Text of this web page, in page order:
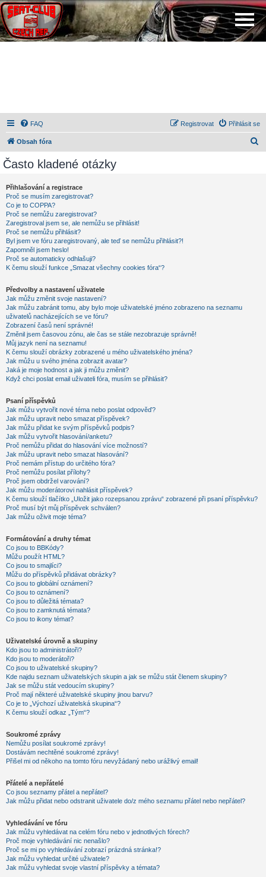
FAQ Přihlásit se
Registrovat
Obsah fóra
Často kladené otázky
Přihlašování a registrace
Proč se musím zaregistrovat?
Co je to COPPA?
Proč se nemůžu zaregistrovat?
Zaregistroval jsem se, ale nemůžu se přihlásit!
Proč se nemůžu přihlásit?
Byl jsem ve fóru zaregistrovaný, ale teď se nemůžu přihlásit?!
Zapomněl jsem heslo!
Proč se automaticky odhlašuji?
K čemu slouží funkce „Smazat všechny cookies fóra“?
Předvolby a nastavení uživatele
Jak můžu změnit svoje nastavení?
Jak můžu zabránit tomu, aby bylo moje uživatelské jméno zobrazeno na seznamu
uživatelů nacházejících se ve fóru?
Zobrazení časů není správné!
Změnil jsem časovou zónu, ale čas se stále nezobrazuje správně!
Můj jazyk není na seznamu!
K čemu slouží obrázky zobrazené u mého uživatelského jména?
Jak můžu u svého jména zobrazit avatar?
Jaká je moje hodnost a jak ji můžu změnit?
Když chci poslat email uživateli fóra, musím se přihlásit?
Psaní příspěvků
Jak můžu vytvořit nové téma nebo poslat odpověď?
Jak můžu upravit nebo smazat příspěvek?
Jak můžu přidat ke svým příspěvků podpis?
Jak můžu vytvořit hlasování/anketu?
Proč nemůžu přidat do hlasování více možností?
Jak můžu upravit nebo smazat hlasování?
Proč nemám přístup do určitého fóra?
Proč nemůžu posílat přílohy?
Proč jsem obdržel varování?
Jak můžu moderátorovi nahlásit příspěvek?
K čemu slouží tlačítko „Uložit jako rozepsanou zprávu“ zobrazené při psaní příspěvku?
Proč musí být můj příspěvek schválen?
Jak můžu oživit moje téma?
Formátování a druhy témat
Co jsou to BBKódy?
Můžu použít HTML?
Co jsou to smajlíci?
Můžu do příspěvků přidávat obrázky?
Co jsou to globální oznámení?
Co jsou to oznámení?
Co jsou to důležitá témata?
Co jsou to zamknutá témata?
Co jsou to ikony témat?
Uživatelské úrovně a skupiny
Kdo jsou to administrátoři?
Kdo jsou to moderátoři?
Co jsou to uživatelské skupiny?
Kde najdu seznam uživatelských skupin a jak se můžu stát členem skupiny?
Jak se můžu stát vedoucím skupiny?
Proč mají některé uživatelské skupiny jinou barvu?
Co je to „Výchozí uživatelská skupina“?
K čemu slouží odkaz „Tým“?
Soukromé zprávy
Nemůžu posílat soukromé zprávy!
Dostávám nechtěné soukromé zprávy!
Přišel mi od někoho na tomto fóru nevyžádaný nebo urážlivý email!
Přátelé a nepřátelé
Co jsou seznamy přátel a nepřátel?
Jak můžu přidat nebo odstranit uživatele do/z mého seznamu přátel nebo nepřátel?
Vyhledávání ve fóru
Jak můžu vyhledávat na celém fóru nebo v jednotlivých fórech?
Proč moje vyhledávání nic nenašlo?
Proč se mi po vyhledávání zobrazí prázdná stránka!?
Jak můžu vyhledat určité uživatele?
Jak můžu vyhledat svoje vlastní příspěvky a témata?